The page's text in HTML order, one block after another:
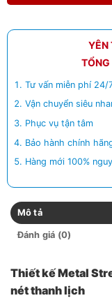
YÊN
Tư vấn miễn phí 24/
Vận chuyển siêu
Phục vụ tận tâm
Bảo hành chính
Hàng mới 100%
Mô tả
Đánh giá (0)
Thiết kế Metal
nét thanh lịch